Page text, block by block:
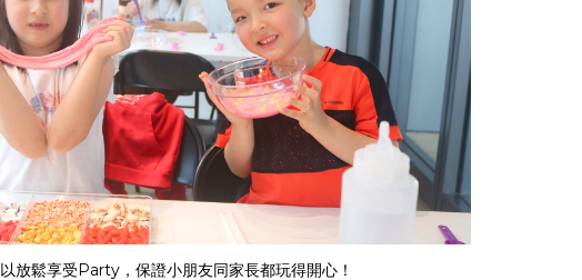
放鬆享受Party，保證小朋友同家長都玩得開心！